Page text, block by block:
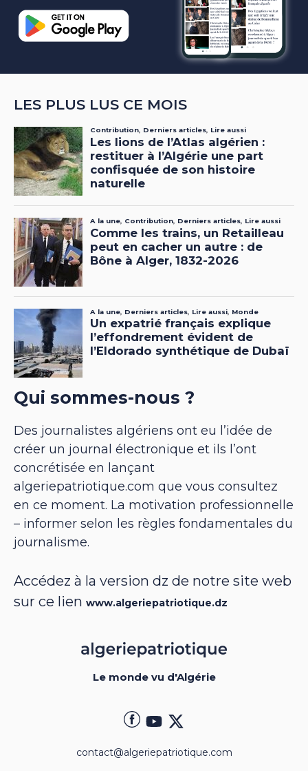
LES PLUS LUS CE MOIS
Qui sommes-nous ?
Des journalistes algériens ont eu l’idée de
créer un journal électronique et ils l’ont
concrétisée en lançant
algeriepatriotique.com que vous consultez
en ce moment. La motivation professionnelle
– informer selon les règles fondamentales du
journalisme.
Accédez à la version dz de notre site web
sur ce lien www.algeriepatriotique.dz
Le monde vu d'Algérie
contact@algeriepatriotique.com